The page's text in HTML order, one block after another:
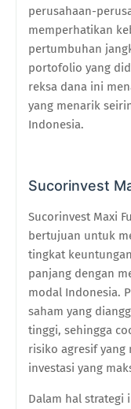
perusahaan-
memperhatikan
pertumbuhan
portofolio yang
reksa dana ini
yang menarik
Indonesia.
Sucorinvest
Sucorinvest Maxi
bertujuan untuk
tingkat
panjang dengan
modal Indonesia.
saham yang
tinggi, sehingga
risiko agresif
investasi yang
Dalam hal strategi